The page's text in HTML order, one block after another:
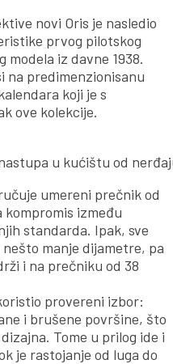
novi Oris je nasledio
prvog pilotskog
modela iz davne 1938.
na predimenzionisanu
koji je s
ove kolekcije.
u kućištu od
umereni prečnik od
između
standarda. Ipak, sve
manje dijametre, pa
i na prečniku od 38
provereni izbor:
i brušene površine, što
Tome u prilog ide i
je rastojanje od luga do